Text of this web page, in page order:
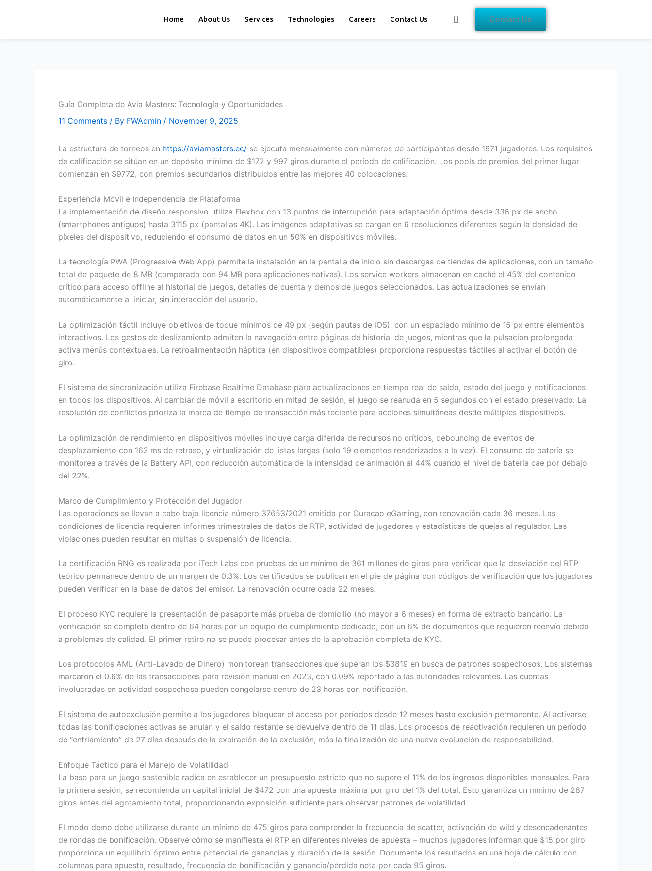
Home About Us Services Technologies Careers Contact Us Contact Us
Guía Completa de Avia Masters: Tecnología y Oportunidades
11 Comments / By FWAdmin / November 9, 2025
La estructura de torneos en https://aviamasters.ec/ se ejecuta mensualmente con números de participantes desde 1971 jugadores. Los requisitos
de calificación se sitúan en un depósito mínimo de $172 y 997 giros durante el período de calificación. Los pools de premios del primer lugar
comienzan en $9772, con premios secundarios distribuidos entre las mejores 40 colocaciones.
Experiencia Móvil e Independencia de Plataforma
La implementación de diseño responsivo utiliza Flexbox con 13 puntos de interrupción para adaptación óptima desde 336 px de ancho
(smartphones antiguos) hasta 3115 px (pantallas 4K). Las imágenes adaptativas se cargan en 6 resoluciones diferentes según la densidad de
píxeles del dispositivo, reduciendo el consumo de datos en un 50% en dispositivos móviles.
La tecnología PWA (Progressive Web App) permite la instalación en la pantalla de inicio sin descargas de tiendas de aplicaciones, con un tamaño
total de paquete de 8 MB (comparado con 94 MB para aplicaciones nativas). Los service workers almacenan en caché el 45% del contenido
crítico para acceso offline al historial de juegos, detalles de cuenta y demos de juegos seleccionados. Las actualizaciones se envían
automáticamente al iniciar, sin interacción del usuario.
La optimización táctil incluye objetivos de toque mínimos de 49 px (según pautas de iOS), con un espaciado mínimo de 15 px entre elementos
interactivos. Los gestos de deslizamiento admiten la navegación entre páginas de historial de juegos, mientras que la pulsación prolongada
activa menús contextuales. La retroalimentación háptica (en dispositivos compatibles) proporciona respuestas táctiles al activar el botón de
giro.
El sistema de sincronización utiliza Firebase Realtime Database para actualizaciones en tiempo real de saldo, estado del juego y notificaciones
en todos los dispositivos. Al cambiar de móvil a escritorio en mitad de sesión, el juego se reanuda en 5 segundos con el estado preservado. La
resolución de conflictos prioriza la marca de tiempo de transacción más reciente para acciones simultáneas desde múltiples dispositivos.
La optimización de rendimiento en dispositivos móviles incluye carga diferida de recursos no críticos, debouncing de eventos de
desplazamiento con 163 ms de retraso, y virtualización de listas largas (solo 19 elementos renderizados a la vez). El consumo de batería se
monitorea a través de la Battery API, con reducción automática de la intensidad de animación al 44% cuando el nivel de batería cae por debajo
del 22%.
Marco de Cumplimiento y Protección del Jugador
Las operaciones se llevan a cabo bajo licencia número 37653/2021 emitida por Curacao eGaming, con renovación cada 36 meses. Las
condiciones de licencia requieren informes trimestrales de datos de RTP, actividad de jugadores y estadísticas de quejas al regulador. Las
violaciones pueden resultar en multas o suspensión de licencia.
La certificación RNG es realizada por iTech Labs con pruebas de un mínimo de 361 millones de giros para verificar que la desviación del RTP
teórico permanece dentro de un margen de 0.3%. Los certificados se publican en el pie de página con códigos de verificación que los jugadores
pueden verificar en la base de datos del emisor. La renovación ocurre cada 22 meses.
El proceso KYC requiere la presentación de pasaporte más prueba de domicilio (no mayor a 6 meses) en forma de extracto bancario. La
verificación se completa dentro de 64 horas por un equipo de cumplimiento dedicado, con un 6% de documentos que requieren reenvío debido
a problemas de calidad. El primer retiro no se puede procesar antes de la aprobación completa de KYC.
Los protocolos AML (Anti-Lavado de Dinero) monitorean transacciones que superan los $3819 en busca de patrones sospechosos. Los sistemas
marcaron el 0.6% de las transacciones para revisión manual en 2023, con 0.09% reportado a las autoridades relevantes. Las cuentas
involucradas en actividad sospechosa pueden congelarse dentro de 23 horas con notificación.
El sistema de autoexclusión permite a los jugadores bloquear el acceso por períodos desde 12 meses hasta exclusión permanente. Al activarse,
todas las bonificaciones activas se anulan y el saldo restante se devuelve dentro de 11 días. Los procesos de reactivación requieren un período
de “enfriamiento” de 27 días después de la expiración de la exclusión, más la finalización de una nueva evaluación de responsabilidad.
Enfoque Táctico para el Manejo de Volatilidad
La base para un juego sostenible radica en establecer un presupuesto estricto que no supere el 11% de los ingresos disponibles mensuales. Para
la primera sesión, se recomienda un capital inicial de $472 con una apuesta máxima por giro del 1% del total. Esto garantiza un mínimo de 287
giros antes del agotamiento total, proporcionando exposición suficiente para observar patrones de volatilidad.
El modo demo debe utilizarse durante un mínimo de 475 giros para comprender la frecuencia de scatter, activación de wild y desencadenantes
de rondas de bonificación. Observe cómo se manifiesta el RTP en diferentes niveles de apuesta – muchos jugadores informan que $15 por giro
proporciona un equilibrio óptimo entre potencial de ganancias y duración de la sesión. Documente los resultados en una hoja de cálculo con
columnas para apuesta, resultado, frecuencia de bonificación y ganancia/pérdida neta por cada 95 giros.